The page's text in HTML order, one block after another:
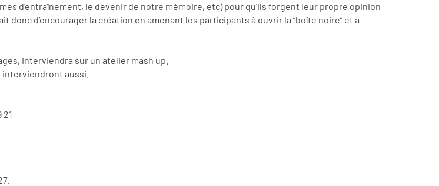
d'entraînement, le devenir de notre mémoire, etc) pour qu’ils forgent leur propre opinion
d’encourager la création en amenant les participants à ouvrir la “boîte noire” et à
interviendra sur un atelier mash up.
interviendront aussi.
21